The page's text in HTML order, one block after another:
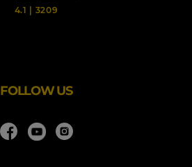
4.1 | 3209
FOLLOW US